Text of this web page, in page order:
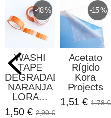
-48 %
WASHI
TAPE
DEGRADADO
NARANJA
LORA...
1,50 € 2,90 €
-15 %
Acetato
Rígido
Kora
Projects
1,51 € 1,78 €